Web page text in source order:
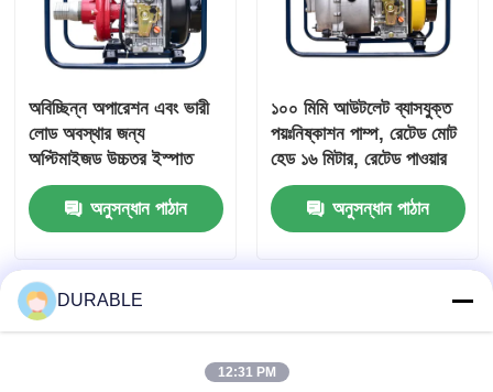
অবিচ্ছিন্ন অপারেশন এবং ভারী
লোড অবস্থার জন্য
অপ্টিমাইজড উচ্চতর ইস্পাত
মোটর হাউজিং বৈশিষ্ট্যযুক্ত
ড্রেনাইজ ডিজেল পাম্প
অনুসন্ধান পাঠান
১০০ মিমি আউটলেট ব্যাসযুক্ত
পয়ঃনিষ্কাশন পাম্প, রেটেড মোট
হেড ১৬ মিটার, রেটেড পাওয়ার
৮.৬ কিলোওয়াট, পয়ঃনিষ্কাশন ও
বর্জ্য জল স্থানান্তরের জন্য
ব্যবহৃত
অনুসন্ধান পাঠান
DURABLE
12:31 PM